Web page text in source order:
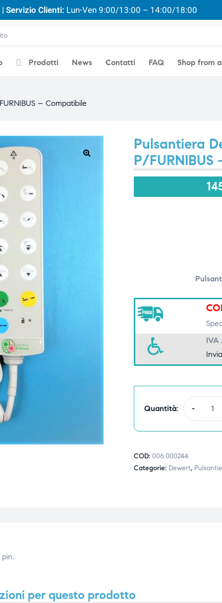
Servizio Clienti: Lun-Ven 9:00/13:00 – 14:00/18:00
Prodotti News Contatti FAQ Shop from
– Compatibile
Pulsantiera
P/
IVA
Quantità: -
COD: 006.000244
Categorie: Dewert,
pin.
per questo prodotto